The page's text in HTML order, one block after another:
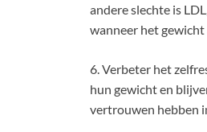
andere slechte is
wanneer het
6. Verbeter het
hun gewicht en
vertrouwen hebben